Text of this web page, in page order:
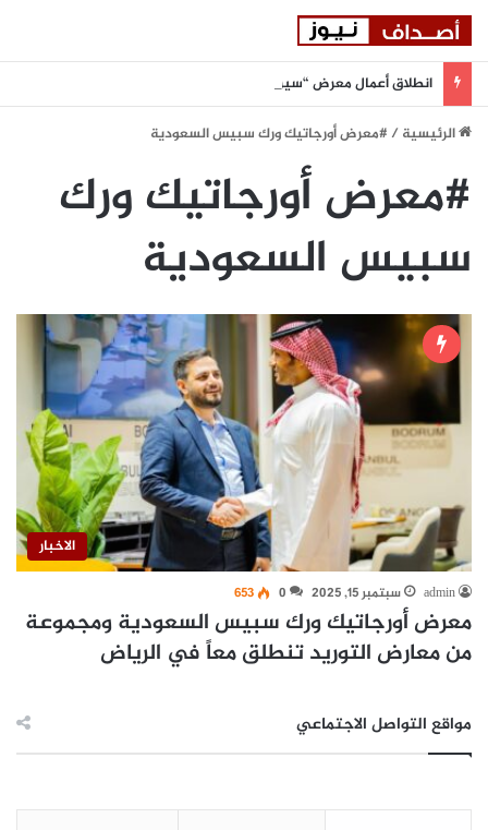
الرئيسية/ #معرض أورجاتيك ورك سبيس السعودية
#معرض أورجاتيك ورك
سبيس السعودية
الاخبار
admin سبتمبر 15, 2025 0
653
معرض أورجاتيك ورك سبيس السعودية ومجموعة
من معارض التوريد تنطلق معاً في الرياض
مواقع التواصل الاجتماعي